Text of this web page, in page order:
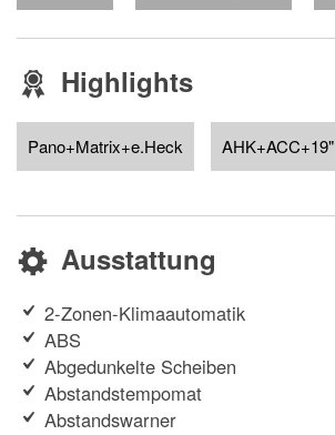
Highlights
Pano+Matrix+e.Heck AHK+ACC+19"
Ausstattung
2-Zonen-Klimaautomatik
ABS
Abgedunkelte Scheiben
Abstandstempomat
Abstandswarner